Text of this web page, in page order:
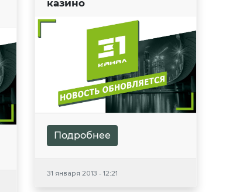
казино
Подробнее
31 января 2013 - 12:21